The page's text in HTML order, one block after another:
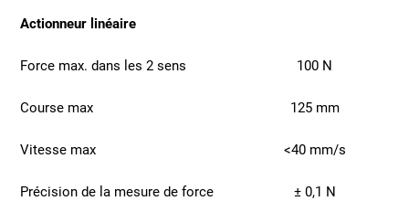
Actionneur linéaire
Force max. dans les 2 sens 100 N
Course max 125 mm
Vitesse max <40 mm/s
Précision de la mesure de force ± 0,1 N